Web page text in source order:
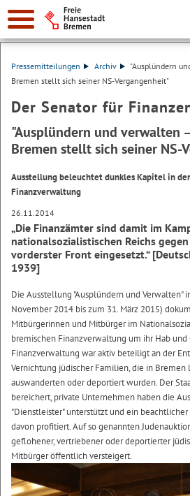
Suche:
Pressemitteilungen Archiv
"Ausplündern
Bremen stellt sich seiner NS-Vergangenheit"
Der Senator für
"Ausplündern und verwalten
Bremen stellt sich seiner NS-
Ausstellung beleuchtet dunkles Kapitel in
Finanzverwaltung
26.11.2014
„Die Finanzämter sind damit im
nationalsozialistischen Reichs
vorderster Front eingesetzt.“
1939]
Die Ausstellung "Ausplündern und Verwalten"
November 2014 bis zum 31. März 2015)
Mitbürgerinnen und Mitbürger im
bremischen Finanzverwaltung um ihr Hab
Finanzverwaltung war aktiv beteiligt an der
Vernichtung jüdischer Familien, die in
auswanderten oder deportiert wurden. Der
bereichert, private Unternehmen haben die
"Dienstleister" unterstützt und ein
davon profitiert. Auf so genannten
geflohener, vertriebener oder deportierter
Mitbürger öffentlich versteigert.